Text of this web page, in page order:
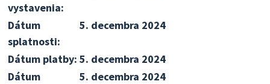
vystavenia:
Dátum
splatnosti:
5. decembra 2024
Dátum platby: 5. decembra 2024
Dátum
5. decembra 2024